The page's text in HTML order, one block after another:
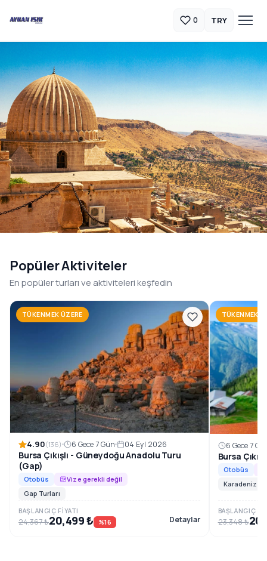
0 TRY
1996’dan beri, Güneydoğu Anadolu’nun en özel rotalarını
konforlu ve planlı tur programlarıyla sizlerle
buluşturuyoruz.
Rezervasyon ve Bilgi
Popüler Aktiviteler
En popüler turları ve aktiviteleri keşfedin
TÜKENMEK ÜZERE
4.90(136) 6 Gece 7 Gün 04 Eyl 2026
Bursa Çıkışlı - Güneydoğu Anadolu Turu
(Gap)
Otobüs
Vize gerekli değil
Gap Turları
BAŞLANGIÇ FIYATI
24,367 ₺20,499 ₺ %16 Detaylar
TÜKENMEK
6 Gece 7
Bursa
Otobüs
Karadeniz
BAŞLANGIÇ
23,348 ₺